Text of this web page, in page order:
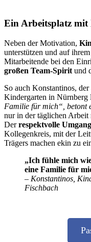
Ein Arbeitsplatz mit
Neben der Motivation,
unterstützen und auf
Mitarbeitende bei den
großen Team-Spirit und
So auch Konstantinos, der
Kindergarten in Nürnberg
Familie für mich“, betont
nur in der täglichen Arbeit
Derrespektvolle Umgang
Kollegenkreis, mit der
Trägers machen ekin zu
„Ich fühle mich
eine Familie für
– Konstantinos,
Fischbach